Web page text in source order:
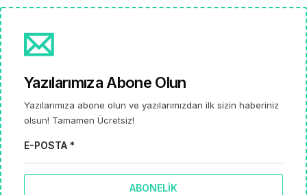
Yazılarımıza Abone Olun
Yazılarımıza abone olun ve yazılarımızdan ilk sizin haberiniz
olsun! Tamamen Ücretsiz!
E-POSTA *
ABONELIK